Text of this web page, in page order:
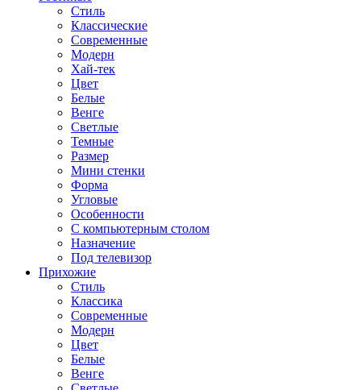
Стиль
Классические
Современные
Модерн
Хай-тек
Цвет
Белые
Венге
Светлые
Темные
Размер
Мини стенки
Форма
Угловые
Особенности
С компьютерным столом
Назначение
Под телевизор
Прихожие
Стиль
Классика
Современные
Модерн
Цвет
Белые
Венге